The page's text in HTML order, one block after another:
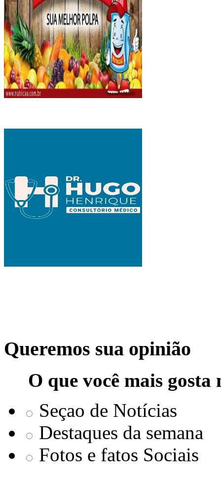
Queremos sua opinião
O que você mais
Seçao de Notícias
Destaques da semana
Fotos e fatos Sociais